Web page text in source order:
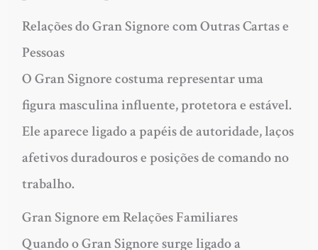
Relações do Gran Signore com Outras Cartas e
Pessoas
O Gran Signore costuma representar uma
figura masculina influente, protetora e estável.
Ele aparece ligado a papéis de autoridade, laços
afetivos duradouros e posições de comando no
trabalho.
Gran Signore em Relações Familiares
Quando o Gran Signore surge ligado a